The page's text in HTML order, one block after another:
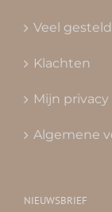
Veel
Klachten
Mijn privacy
Algemene
NIEUWSBRIEF